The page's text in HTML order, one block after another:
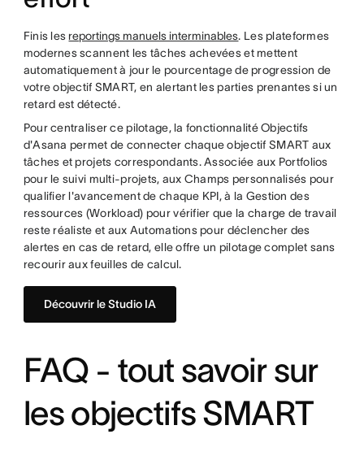
Finis les reportings manuels interminables. Les plateformes
modernes scannent les tâches achevées et mettent
automatiquement à jour le pourcentage de progression de
votre objectif SMART, en alertant les parties prenantes si un
retard est détecté.
Pour centraliser ce pilotage, la fonctionnalité Objectifs
d'Asana permet de connecter chaque objectif SMART aux
tâches et projets correspondants. Associée aux Portfolios
pour le suivi multi-projets, aux Champs personnalisés pour
qualifier l'avancement de chaque KPI, à la Gestion des
ressources (Workload) pour vérifier que la charge de travail
reste réaliste et aux Automations pour déclencher des
alertes en cas de retard, elle offre un pilotage complet sans
recourir aux feuilles de calcul.
Découvrir le Studio IA
FAQ - tout savoir sur
les objectifs SMART